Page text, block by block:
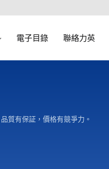
電子目錄 聯絡力英
質有保証，價格有競爭力。